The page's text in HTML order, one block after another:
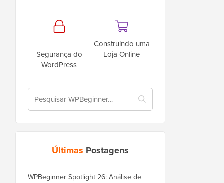
Segurança do
WordPress
Construindo uma
Loja Online
Últimas Postagens
WPBeginner Spotlight 26: Análise de